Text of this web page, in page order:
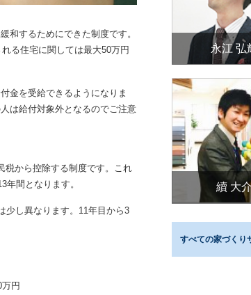
和するためにできた制度です。
る住宅に関しては最大50万円
金を受給できるようになりま
は給付対象外となるのでご注意
税から控除する制度です。これ
年間となります。
少し異なります。11年目から3
円
永江 弘
續 大
すべての家づくり